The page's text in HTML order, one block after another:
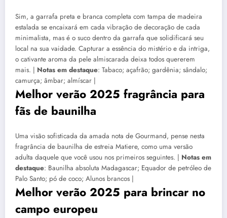
Sim, a garrafa preta e branca completa com tampa de madeira
estalada se encaixará em cada vibração de decoração de cada
minimalista, mas é o suco dentro da garrafa que solidificará seu
local na sua vaidade. Capturar a essência do mistério e da intriga,
o cativante aroma da pele almiscarada deixa todos quererem
mais. | Notas em destaque: Tabaco; açafrão; gardênia; sândalo;
camurça; âmbar; almíscar |
Melhor verão 2025 fragrância para
fãs de baunilha
Uma visão sofisticada da amada nota de Gourmand, pense nesta
fragrância de baunilha de estreia Matiere, como uma versão
adulta daquele que você usou nos primeiros seguintes. | Notas em
destaque: Baunilha absoluta Madagascar; Equador de petróleo de
Palo Santo; pó de coco; Alunos brancos |
Melhor verão 2025 para brincar no
campo europeu